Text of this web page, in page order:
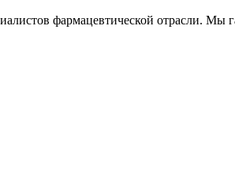
фармацевтической отрасли. Мы